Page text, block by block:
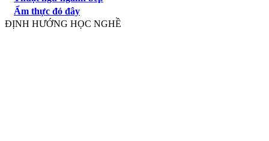
Ẩm thực đó đây
ĐỊNH HƯỚNG HỌC NGHỀ